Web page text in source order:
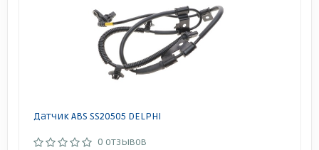
Датчик ABS SS20505 DELPHI
0 отзывов